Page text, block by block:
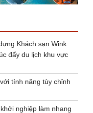
Khách sạn Wink
đẩy du lịch khu vực
tính năng tùy chỉnh
nghiệp làm nhang